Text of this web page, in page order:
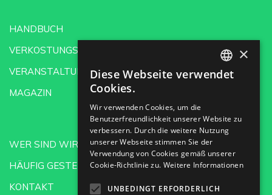
HANDBUCH
VERKOSTUNGSSCHULE
VERANSTALTUNGEN
MAGAZIN
WER SIND WIR?
HÄUFIG GESTELLTE FRAGEN
KONTAKT
SPANISH
GERMAN
×
Diese Webseite verwendet
Cookies.
Wir verwenden Cookies, um die
Benutzerfreundlichkeit unserer Website zu
verbessern. Durch die weitere Nutzung
unserer Webseite stimmen Sie der
Verwendung von Cookies gemäß unserer
Cookie-Richtlinie zu. Weitere Informationen
UNBEDINGT ERFORDERLICH